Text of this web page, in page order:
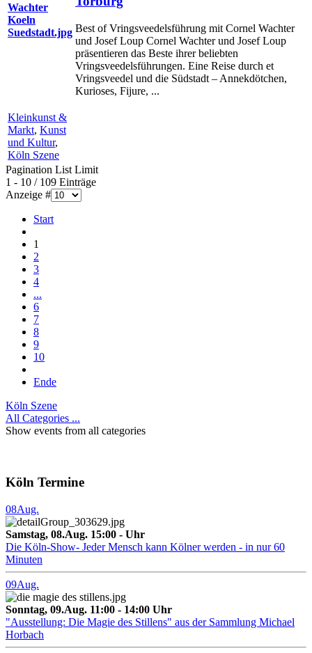
Best of Vringsveedelsführung mit Cornel Wachter
und Josef Loup Cornel Wachter und Josef Loup
präsentieren das Beste ihrer beliebten
Vringsveedelsführungen. Eine Reise durch et
Vringsveedel und die Südstadt – Annekdötchen,
Kurioses, Fijure, ...
Kleinkunst &
Markt, Kunst
und Kultur,
Köln Szene
Pagination List Limit
1 - 10 / 109 Einträge
Anzeige #
Start
1
2
3
4
...
6
7
8
9
10
Ende
Köln Szene
All Categories ...
Show events from all categories
Köln Termine
08Aug.
Samstag, 08.Aug. 15:00 - Uhr
Die Köln-Show- Jeder Mensch kann Kölner werden - in nur 60
Minuten
09Aug.
Sonntag, 09.Aug. 11:00 - 14:00 Uhr
"Ausstellung: Die Magie des Stillens" aus der Sammlung Michael
Horbach